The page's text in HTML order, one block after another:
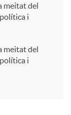
meitat del
i
meitat del
i